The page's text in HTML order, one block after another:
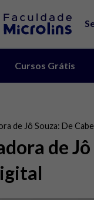
Cursos Grátis
de Jô Souza: De
de